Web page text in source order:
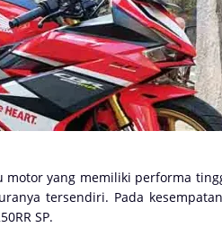
motor yang memiliki performa
tersendiri. Pada
SP.